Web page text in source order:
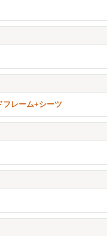
レーム+シーツ